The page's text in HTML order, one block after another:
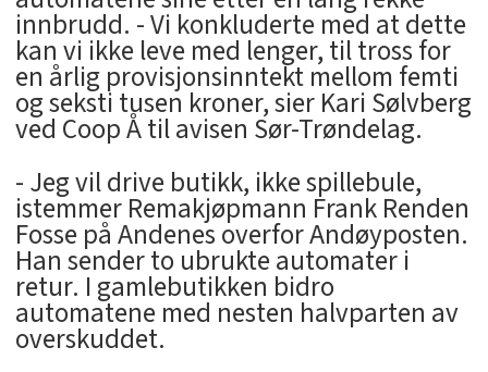
innbrudd. - Vi konkluderte med at dette
kan vi ikke leve med lenger, til tross for
en årlig provisjonsinntekt mellom femti
og seksti tusen kroner, sier Kari Sølvberg
ved Coop Å til avisen Sør-Trøndelag.
- Jeg vil drive butikk, ikke spillebule,
istemmer Remakjøpmann Frank Renden
Fosse på Andenes overfor Andøyposten.
Han sender to ubrukte automater i
retur. I gamlebutikken bidro
automatene med nesten halvparten av
overskuddet.